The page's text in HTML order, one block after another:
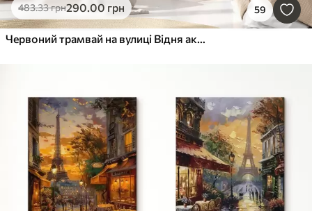
483.33грн290.00 грн 59
Червоний трамвай на вулиці Відня акварель